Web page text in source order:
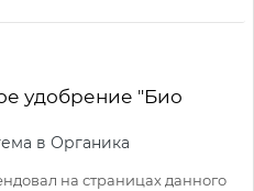
удобрение "Био
в Органика
на страницах данного